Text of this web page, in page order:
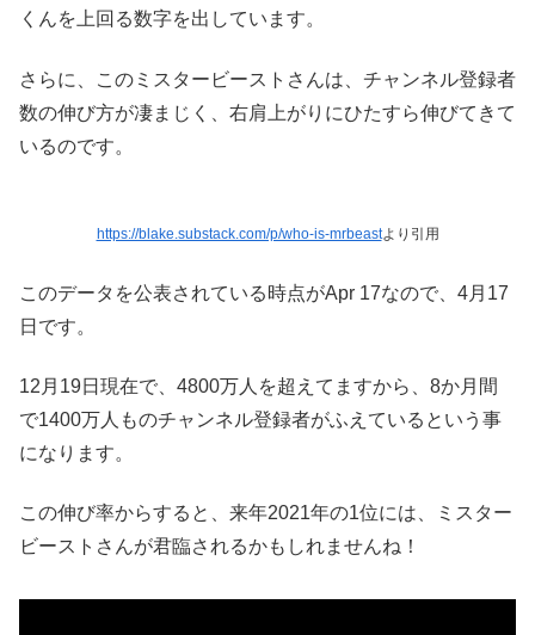
くんを上回る数字を出しています。
さらに、このミスタービーストさんは、チャンネル登録者
数の伸び方が凄まじく、右肩上がりにひたすら伸びてきて
いるのです。
https://blake.substack.com/p/who-is-mrbeastより引用
このデータを公表されている時点がApr 17なので、4月17
日です。
12月19日現在で、4800万人を超えてますから、8か月間
で1400万人ものチャンネル登録者がふえているという事
になります。
この伸び率からすると、来年2021年の1位には、ミスター
ビーストさんが君臨されるかもしれませんね！